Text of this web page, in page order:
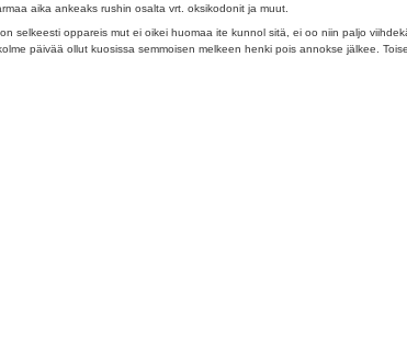
aika ankeaks rushin osalta vrt. oksikodonit ja muut.
selkeesti oppareis mut ei oikei huomaa ite kunnol sitä, ei oo niin paljo
päivää ollut kuosissa semmoisen melkeen henki pois annokse jälkee.